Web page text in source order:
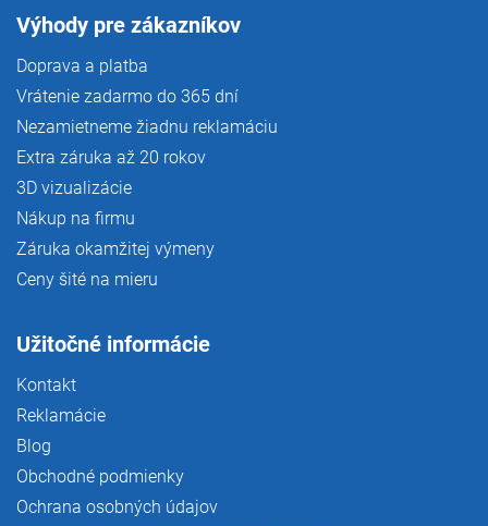
Výhody pre zákazníkov
Doprava a platba
Vrátenie zadarmo do 365 dní
Nezamietneme žiadnu reklamáciu
Extra záruka až 20 rokov
3D vizualizácie
Nákup na firmu
Záruka okamžitej výmeny
Ceny šité na mieru
Užitočné informácie
Kontakt
Reklamácie
Blog
Obchodné podmienky
Ochrana osobných údajov